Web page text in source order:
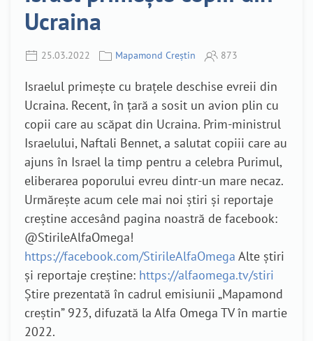
Ucraina
25.03.2022 Mapamond Creștin 873
Israelul primește cu brațele deschise evreii din
Ucraina. Recent, în țară a sosit un avion plin cu
copii care au scăpat din Ucraina. Prim-ministrul
Israelului, Naftali Bennet, a salutat copiii care au
ajuns în Israel la timp pentru a celebra Purimul,
eliberarea poporului evreu dintr-un mare necaz.
Urmărește acum cele mai noi știri și reportaje
creștine accesând pagina noastră de facebook:
@StirileAlfaOmega!
https://facebook.com/StirileAlfaOmega Alte știri
și reportaje creștine: https://alfaomega.tv/stiri
Știre prezentată în cadrul emisiunii „Mapamond
creștin” 923, difuzată la Alfa Omega TV în martie
2022.